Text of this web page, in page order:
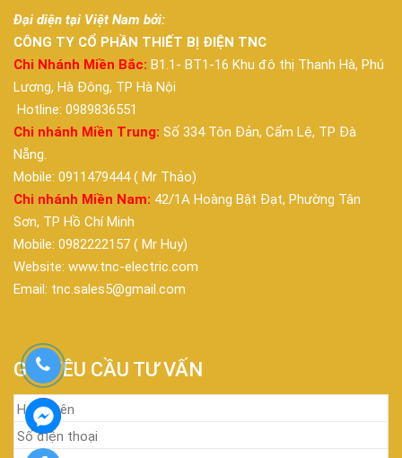
Đại diện tại Việt Nam bởi:
CÔNG TY CỔ PHẦN THIẾT BỊ ĐIỆN TNC
Chi Nhánh Miền Bắc: B1.1- BT1-16 Khu đô thị Thanh Hà, Phú
Lương, Hà Đông, TP Hà Nội
Hotline: 0989836551
Chi nhánh Miền Trung: Số 334 Tôn Đản, Cẩm Lệ, TP Đà
Nẵng.
Mobile: 0911479444 ( Mr Thảo)
Chi nhánh Miền Nam: 42/1A Hoàng Bật Đạt, Phường Tân
Sơn, TP Hồ Chí Minh
Mobile: 0982222157 ( Mr Huy)
Website: www.tnc-electric.com
Email: tnc.sales5@gmail.com
GỬI YÊU CẦU TƯ VẤN